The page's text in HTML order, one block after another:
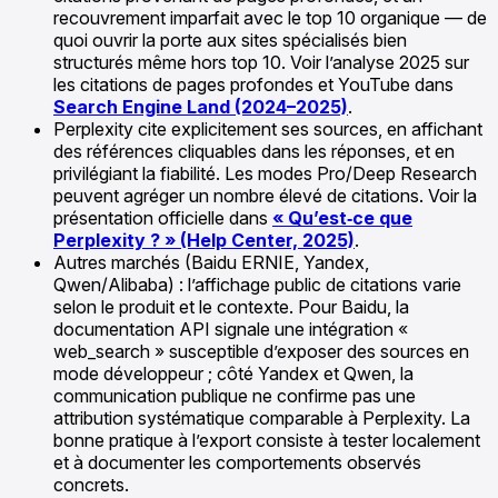
recouvrement imparfait avec le top 10 organique — de
quoi ouvrir la porte aux sites spécialisés bien
structurés même hors top 10. Voir l’analyse 2025 sur
les citations de pages profondes et YouTube dans
Search Engine Land (2024–2025).
Perplexity cite explicitement ses sources, en affichant
des références cliquables dans les réponses, et en
privilégiant la fiabilité. Les modes Pro/Deep Research
peuvent agréger un nombre élevé de citations. Voir la
présentation officielle dans « Qu’est‑ce que
Perplexity ? » (Help Center, 2025).
Autres marchés (Baidu ERNIE, Yandex,
Qwen/Alibaba) : l’affichage public de citations varie
selon le produit et le contexte. Pour Baidu, la
documentation API signale une intégration «
web_search » susceptible d’exposer des sources en
mode développeur ; côté Yandex et Qwen, la
communication publique ne confirme pas une
attribution systématique comparable à Perplexity. La
bonne pratique à l’export consiste à tester localement
et à documenter les comportements observés
concrets.